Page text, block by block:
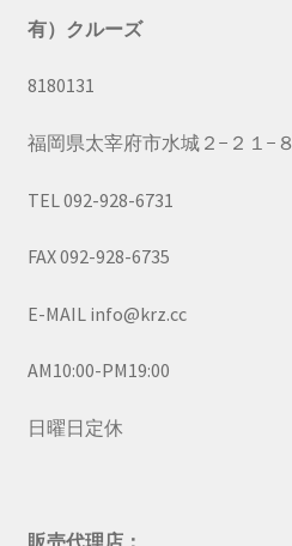
有）クルーズ
8180131
福岡県太宰府市水城２−２１−８
TEL 092-928-6731
FAX 092-928-6735
E-MAIL info@krz.cc
AM10:00-PM19:00
日曜日定休